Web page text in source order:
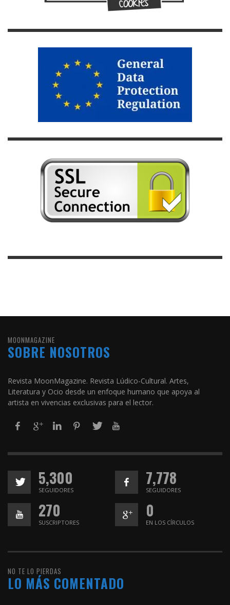
MOONMAGAZINE
SOBRE NOSOTROS
Revista MoonMagazine. Revista Lúdico-Cultural. Artes,
Literatura y Ocio desde un enfoque humano que apoya al
artista en vivencias exclusivas para el lector.
5,300
SEGUIDORES
7,778
SEGUIDORES
270
SUSCRIPTORES
0
EN LOS CÍRCULOS
NO TE LO PIERDAS
LO MÁS COMENTADO